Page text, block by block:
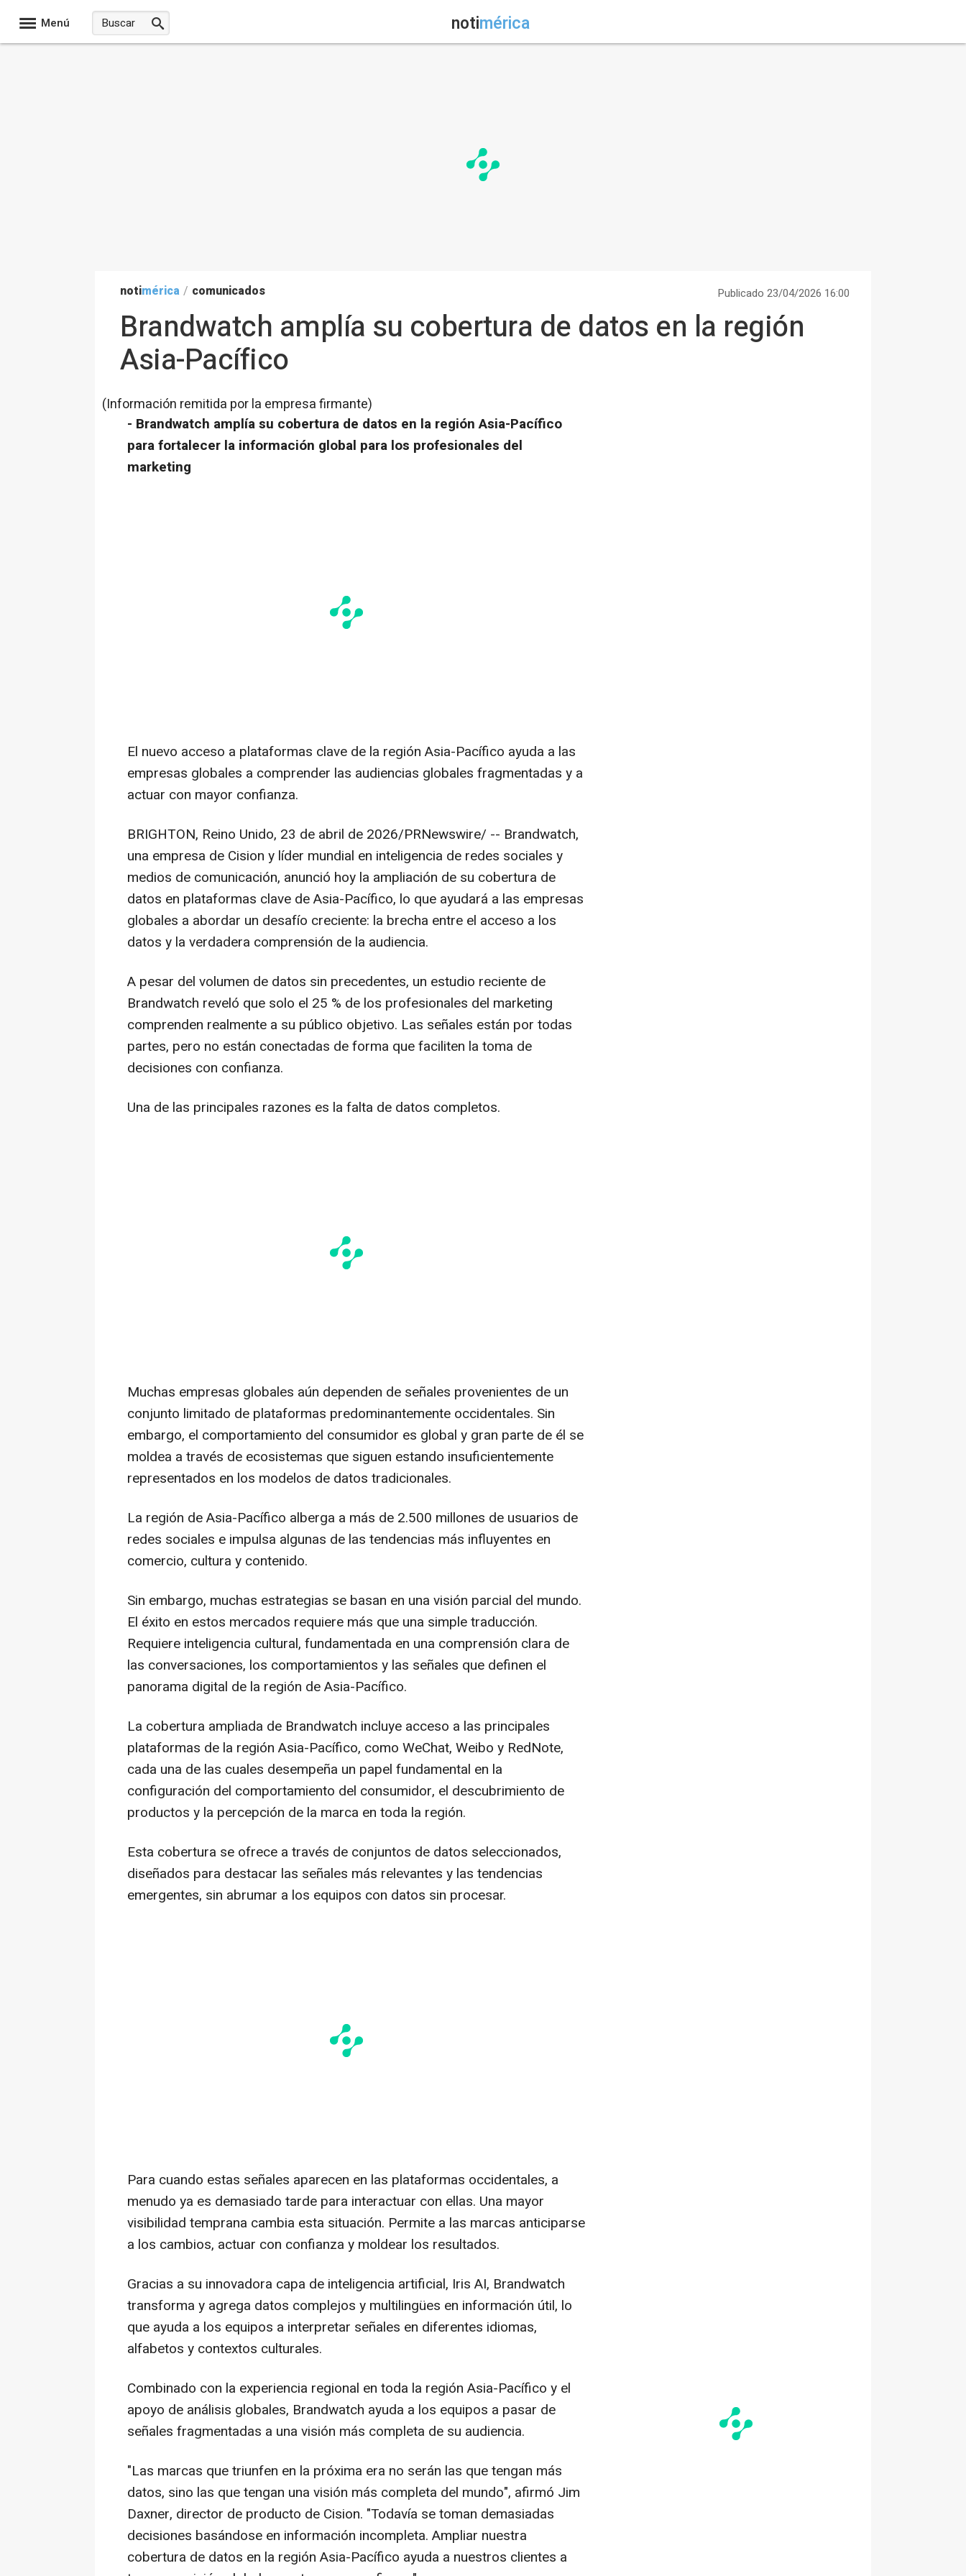
Menú notimérica
notimérica / comunicados Publicado 23/04/2026 16:00
Brandwatch amplía su cobertura de datos en la región
Asia-Pacífico
(Información remitida por la empresa firmante)
- Brandwatch amplía su cobertura de datos en la región Asia-Pacífico
para fortalecer la información global para los profesionales del
marketing
El nuevo acceso a plataformas clave de la región Asia-Pacífico ayuda a las
empresas globales a comprender las audiencias globales fragmentadas y a
actuar con mayor confianza.
BRIGHTON, Reino Unido, 23 de abril de 2026/PRNewswire/ -- Brandwatch,
una empresa de Cision y líder mundial en inteligencia de redes sociales y
medios de comunicación, anunció hoy la ampliación de su cobertura de
datos en plataformas clave de Asia-Pacífico, lo que ayudará a las empresas
globales a abordar un desafío creciente: la brecha entre el acceso a los
datos y la verdadera comprensión de la audiencia.
A pesar del volumen de datos sin precedentes, un estudio reciente de
Brandwatch reveló que solo el 25 % de los profesionales del marketing
comprenden realmente a su público objetivo. Las señales están por todas
partes, pero no están conectadas de forma que faciliten la toma de
decisiones con confianza.
Una de las principales razones es la falta de datos completos.
Muchas empresas globales aún dependen de señales provenientes de un
conjunto limitado de plataformas predominantemente occidentales. Sin
embargo, el comportamiento del consumidor es global y gran parte de él se
moldea a través de ecosistemas que siguen estando insuficientemente
representados en los modelos de datos tradicionales.
La región de Asia-Pacífico alberga a más de 2.500 millones de usuarios de
redes sociales e impulsa algunas de las tendencias más influyentes en
comercio, cultura y contenido.
Sin embargo, muchas estrategias se basan en una visión parcial del mundo.
El éxito en estos mercados requiere más que una simple traducción.
Requiere inteligencia cultural, fundamentada en una comprensión clara de
las conversaciones, los comportamientos y las señales que definen el
panorama digital de la región de Asia-Pacífico.
La cobertura ampliada de Brandwatch incluye acceso a las principales
plataformas de la región Asia-Pacífico, como WeChat, Weibo y RedNote,
cada una de las cuales desempeña un papel fundamental en la
configuración del comportamiento del consumidor, el descubrimiento de
productos y la percepción de la marca en toda la región.
Esta cobertura se ofrece a través de conjuntos de datos seleccionados,
diseñados para destacar las señales más relevantes y las tendencias
emergentes, sin abrumar a los equipos con datos sin procesar.
Para cuando estas señales aparecen en las plataformas occidentales, a
menudo ya es demasiado tarde para interactuar con ellas. Una mayor
visibilidad temprana cambia esta situación. Permite a las marcas anticiparse
a los cambios, actuar con confianza y moldear los resultados.
Gracias a su innovadora capa de inteligencia artificial, Iris AI, Brandwatch
transforma y agrega datos complejos y multilingües en información útil, lo
que ayuda a los equipos a interpretar señales en diferentes idiomas,
alfabetos y contextos culturales.
Combinado con la experiencia regional en toda la región Asia-Pacífico y el
apoyo de análisis globales, Brandwatch ayuda a los equipos a pasar de
señales fragmentadas a una visión más completa de su audiencia.
"Las marcas que triunfen en la próxima era no serán las que tengan más
datos, sino las que tengan una visión más completa del mundo", afirmó Jim
Daxner, director de producto de Cision. "Todavía se toman demasiadas
decisiones basándose en información incompleta. Ampliar nuestra
cobertura de datos en la región Asia-Pacífico ayuda a nuestros clientes a